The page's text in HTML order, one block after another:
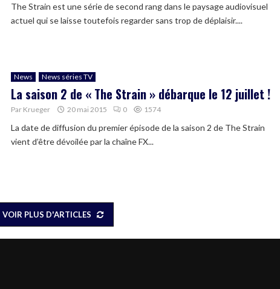
The Strain est une série de second rang dans le paysage audiovisuel
actuel qui se laisse toutefois regarder sans trop de déplaisir....
News News séries TV
La saison 2 de « The Strain » débarque le 12 juillet !
Par Krueger 20 mai 2015 0 1574
La date de diffusion du premier épisode de la saison 2 de The Strain
vient d’être dévoilée par la chaîne FX...
VOIR PLUS D'ARTICLES